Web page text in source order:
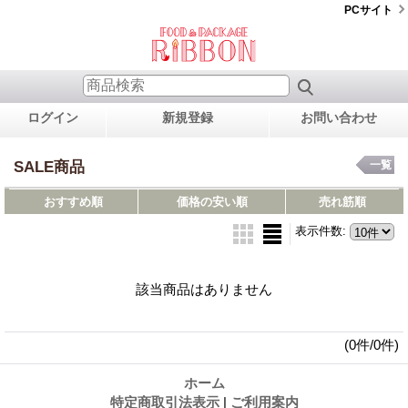
PCサイト
ログイン 新規登録 お問い合わせ
SALE商品 一覧
おすすめ順 価格の安い順 売れ筋順
表示件数:
該当商品はありません
(0件/0件)
ホーム
特定商取引法表示 | ご利用案内